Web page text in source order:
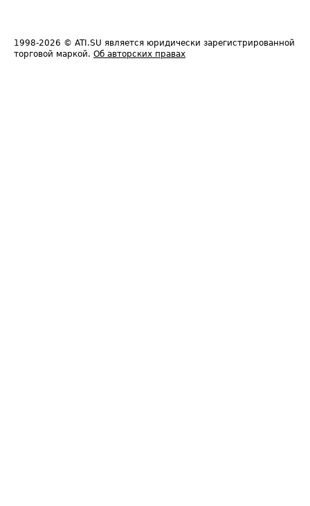
1998-2026 © ATI.SU является юридически зарегистрированной
торговой маркой. Об авторских правах